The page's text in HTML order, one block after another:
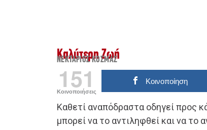
Καλύτερη Ζωή
ΝΕΚΤΆΡΙΟΣ ΚΟΣΜΆΣ
151
Κοινοποιήσεις
Κοινοποίηση
Καθετί αναπόδραστα οδηγεί προς
μπορεί να το αντιληφθεί και να το